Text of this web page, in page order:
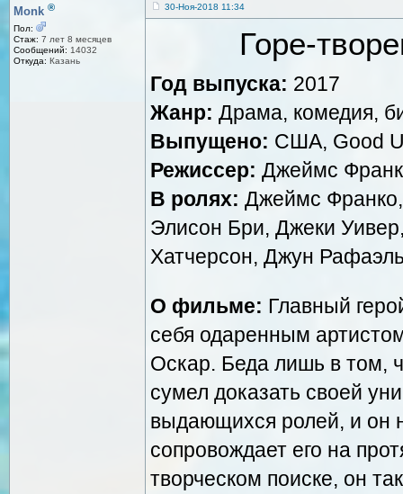
Monk ®
Пол:
Стаж: 7 лет 8 месяцев
Сообщений: 14032
Откуда: Казань
30-Ноя-2018 11:34
Горе-
Год выпуска: 2017
Жанр: Драма, комедия,
Выпущено: США, Good
Режиссер: Джеймс
В ролях: Джеймс
Элисон Бри, Джеки
Хатчерсон, Джун
О фильме: Главный
себя одаренным
Оскар. Беда лишь в том,
сумел доказать своей
выдающихся ролей, и он
сопровождает его на
творческом поиске, он